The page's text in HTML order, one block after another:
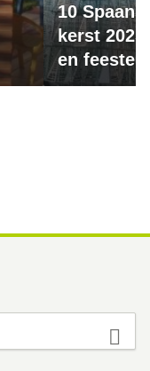
10
kerst
en